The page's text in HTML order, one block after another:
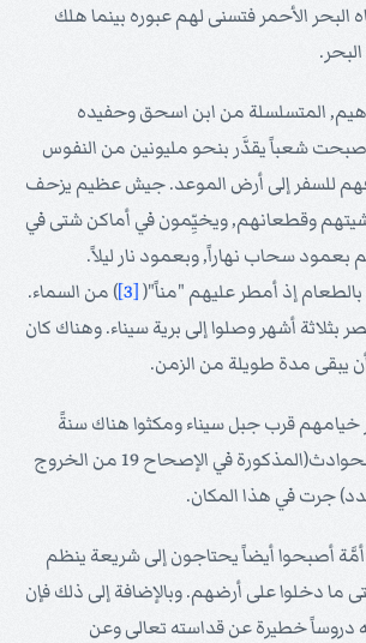
الأحمر فتسنى لهم عبوره بينما هلك
المتسلسلة من ابن اسحق وحفيده
شعباً يقدَّر بنحو مليونين من النفوس
للسفر إلى أرض الموعد. جيش عظيم يزحف
وقطعانهم, ويخيِّمون في أماكن شتى في
بعمود سحاب نهاراً, وبعمود نار ليلاً.
بالطعام إذ أمطر عليهم "مناً"([3] ) من السماء.
أشهر وصلوا إلى برية سيناء. وهناك كان
يبقى مدة طويلة من الزمن.
قرب جبل سيناء ومكثوا هناك سنةً
في الإصحاح 19 من الخروج
جرت في هذا المكان.
أمَّة أصبحوا أيضاً يحتاجون إلى شريعة ينظم
دخلوا على أرضهم. وبالإضافة إلى ذلك فإن
دروساً خطيرة عن قداسته تعالى وعن